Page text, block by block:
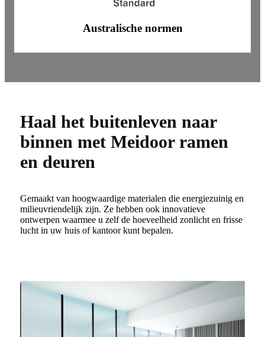
Australische normen
Haal het buitenleven naar
binnen met Meidoor ramen
en deuren
Gemaakt van hoogwaardige materialen die energiezuinig en
milieuvriendelijk zijn. Ze hebben ook innovatieve
ontwerpen waarmee u zelf de hoeveelheid zonlicht en frisse
lucht in uw huis of kantoor kunt bepalen.